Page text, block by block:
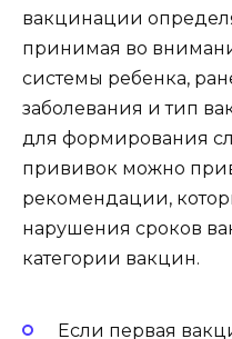
вакцинации
принимая во
системы ребенка,
заболевания и тип
для формирования
прививок можно
рекомендации,
нарушения сроков
категории вакцин.
Если первая